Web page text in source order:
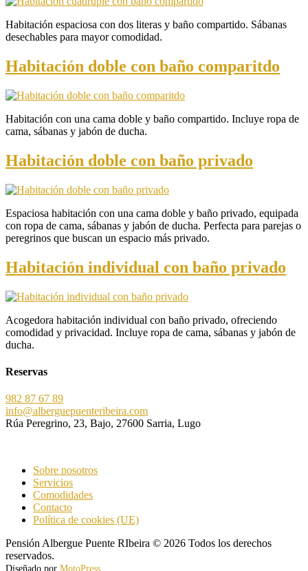
Habitación espaciosa con dos literas y baño compartido. Sábanas
desechables para mayor comodidad.
Habitación doble con baño comparitdo
Habitación con una cama doble y baño compartido. Incluye ropa de
cama, sábanas y jabón de ducha.
Habitación doble con baño privado
Espaciosa habitación con una cama doble y baño privado, equipada
con ropa de cama, sábanas y jabón de ducha. Perfecta para parejas o
peregrinos que buscan un espacio más privado.
Habitación individual con baño privado
Acogedora habitación individual con baño privado, ofreciendo
comodidad y privacidad. Incluye ropa de cama, sábanas y jabón de
ducha.
Reservas
982 87 67 89
info@alberguepuenteribeira.com
Rúa Peregrino, 23, Bajo, 27600 Sarria, Lugo
Sobre nosotros
Servicios
Comodidades
Contacto
Política de cookies (UE)
Pensión Albergue Puente RIbeira © 2026 Todos los derechos
reservados.
Diseñado por MotoPress